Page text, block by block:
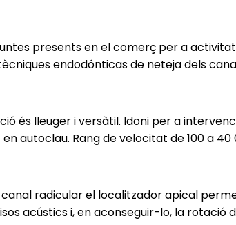
presents en el comerç per a
endodónticas de neteja dels
és lleuger i versàtil. Idoni per a
autoclau. Rang de velocitat de 100 a 40
radicular el localitzador apical
acústics i, en aconseguir-lo, la